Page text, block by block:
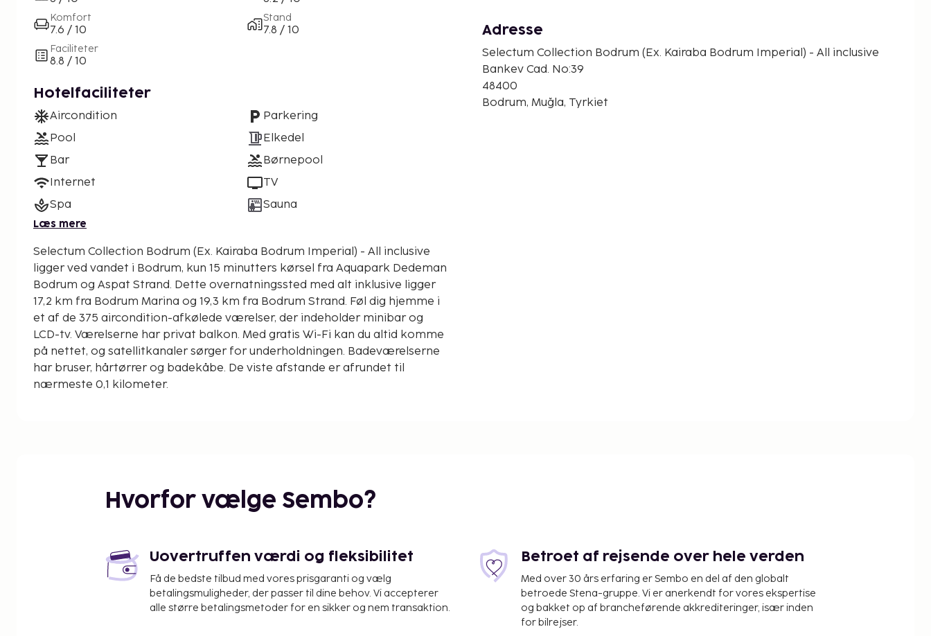
Komfort
7.6 / 10
Faciliteter
8.8 / 10
Stand
7.8 / 10
Hotelfaciliteter
Aircondition
Pool
Bar
Internet
Spa
Parkering
Elkedel
Børnepool
TV
Sauna
Læs mere
Selectum Collection Bodrum (Ex. Kairaba Bodrum Imperial) - All inclusive
ligger ved vandet i Bodrum, kun 15 minutters kørsel fra Aquapark Dedeman
Bodrum og Aspat Strand. Dette overnatningssted med alt inklusive ligger
17,2 km fra Bodrum Marina og 19,3 km fra Bodrum Strand. Føl dig hjemme i
et af de 375 aircondition-afkølede værelser, der indeholder minibar og
LCD-tv. Værelserne har privat balkon. Med gratis Wi-Fi kan du altid komme
på nettet, og satellitkanaler sørger for underholdningen. Badeværelserne
har bruser, hårtørrer og badekåbe. De viste afstande er afrundet til
nærmeste 0,1 kilometer.
Ortakent Strand - 10,7 km
Bodrum Dedeman Aquapark - 10,9 km
Dibeklihan - 12,2 km
Gumbet Vandsport - 12,6 km
Midtown Shoppingcenter - 12,8 km
Grøn Strand - 13,7 km
Adresse
Selectum Collection Bodrum (Ex. Kairaba Bodrum Imperial) - All inclusive
Bankev Cad. No:39
48400
Bodrum, Muğla, Tyrkiet
Hvorfor vælge Sembo?
Uovertruffen værdi og fleksibilitet
Få de bedste tilbud med vores prisgaranti og vælg
betalingsmuligheder, der passer til dine behov. Vi accepterer
alle større betalingsmetoder for en sikker og nem transaktion.
Betroet af rejsende over hele verden
Med over 30 års erfaring er Sembo en del af den globalt
betroede Stena-gruppe. Vi er anerkendt for vores ekspertise
og bakket op af brancheførende akkrediteringer, især inden
for bilrejser.